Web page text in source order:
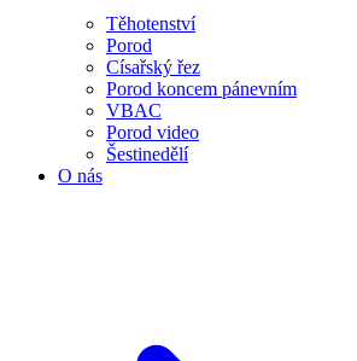
Těhotenství
Porod
Císařský řez
Porod koncem pánevním
VBAC
Porod video
Šestinedělí
O nás